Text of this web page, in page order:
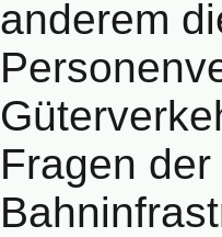
anderem
Fragen